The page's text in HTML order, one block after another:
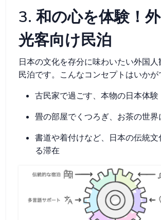
3. 和の心を体験！
光客向け民泊
日本の文化を存分に味わいたい外国
民泊です。こんなコンセプトはいかが
古民家で過ごす、本物の日本体験
畳の部屋でくつろぎ、お茶の世界
書道や着付けなど、日本の伝統文
る滞在